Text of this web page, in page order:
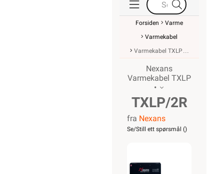
Forsiden
Varme
Varmekabel
Varmekabel TXLP
Nexans
Varmekabel TXLP
•
TXLP/2R
Nordic
fra Nexans
Se/Still ett spørsmål ()